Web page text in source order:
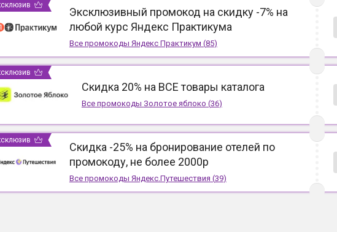
Эксклюзивный промокод на скидку -7% на
любой курс Яндекс Практикума
Все промокоды Яндекс Практикум (85)
Скидка 20% на ВСЕ товары каталога
Все промокоды Золотое яблоко (36)
Скидка -25% на бронирование отелей по
промокоду, не более 2000р
Все промокоды Яндекс.Путешествия (39)